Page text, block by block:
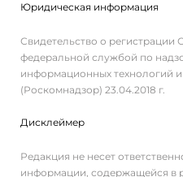
Юридическая информация
Свидетельство о
федеральной службой по
информационных технологий
(Роскомнадзор) 23.04.2018 г.
Дисклеймер
Редакция не несет
информации, содержащейся в